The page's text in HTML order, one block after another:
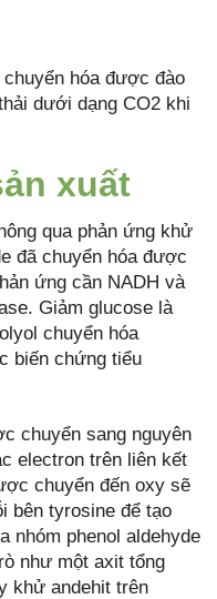
hóa được đào
dưới dạng CO2 khi
xuất
qua phản ứng khử
đã chuyển hóa được
ứng cần NADH và
Giảm glucose là
chuyển hóa
biến chứng tiểu
chuyển sang nguyên
electron trên liên kết
chuyển đến oxy sẽ
bên tyrosine để tạo
nhóm phenol aldehyde
như một axit tổng
khử andehit trên